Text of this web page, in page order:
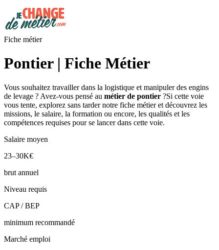
Fiche métier
Pontier | Fiche Métier
Vous souhaitez travailler dans la logistique et manipuler des engins
de levage ? Avez-vous pensé au métier de pontier ?Si cette voie
vous tente, explorez sans tarder notre fiche métier et découvrez les
missions, le salaire, la formation ou encore, les qualités et les
compétences requises pour se lancer dans cette voie.
Salaire moyen
23–30K€
brut annuel
Niveau requis
CAP / BEP
minimum recommandé
Marché emploi